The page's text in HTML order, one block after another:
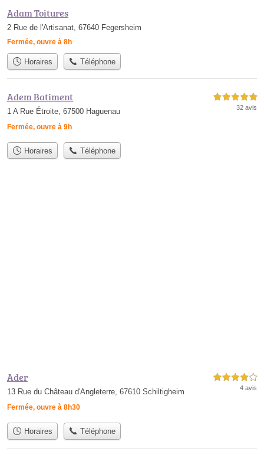
Adam Toitures
2 Rue de l'Artisanat, 67640 Fegersheim
Fermée, ouvre à 8h
Horaires Téléphone
Adem Batiment
1 A Rue Étroite, 67500 Haguenau
Fermée, ouvre à 9h
5,0 étoiles sur 5
32 avis
Horaires Téléphone
Ader
13 Rue du Château d'Angleterre, 67610 Schiltigheim
Fermée, ouvre à 8h30
4,0 étoiles sur 5
4 avis
Horaires Téléphone